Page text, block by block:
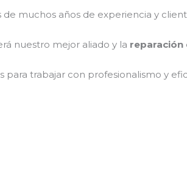
de muchos años de experiencia y
nuestro mejor aliado y la reparación
para trabajar con profesionalismo y